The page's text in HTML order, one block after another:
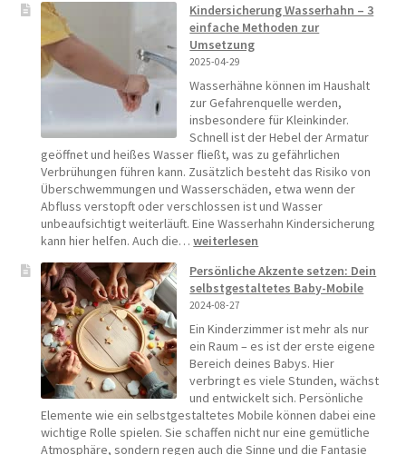
Kindersicherung Wasserhahn – 3
einfache Methoden zur
Umsetzung
2025-04-29
Wasserhähne können im Haushalt
zur Gefahrenquelle werden,
insbesondere für Kleinkinder.
Schnell ist der Hebel der Armatur
geöffnet und heißes Wasser fließt, was zu gefährlichen
Verbrühungen führen kann. Zusätzlich besteht das Risiko von
Überschwemmungen und Wasserschäden, etwa wenn der
Abfluss verstopft oder verschlossen ist und Wasser
unbeaufsichtigt weiterläuft. Eine Wasserhahn Kindersicherung
kann hier helfen. Auch die…Kindersicherung
–
3
einfache
Methoden
zur
Umsetzung
weiterlesen
Persönliche Akzente setzen: Dein
selbstgestaltetes Baby-Mobile
2024-08-27
Ein Kinderzimmer ist mehr als nur
ein Raum – es ist der erste eigene
Bereich deines Babys. Hier
verbringt es viele Stunden, wächst
und entwickelt sich. Persönliche
Elemente wie ein selbstgestaltetes Mobile können dabei eine
wichtige Rolle spielen. Sie schaffen nicht nur eine gemütliche
Atmosphäre, sondern regen auch die Sinne und die Fantasie